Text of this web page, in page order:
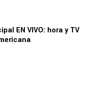
EN VIVO: hora y TV